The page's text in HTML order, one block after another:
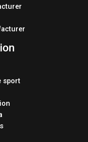
sport